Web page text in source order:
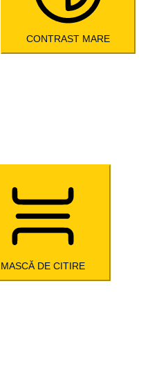
CONTRAST MARE
MASCĂ DE CITIRE